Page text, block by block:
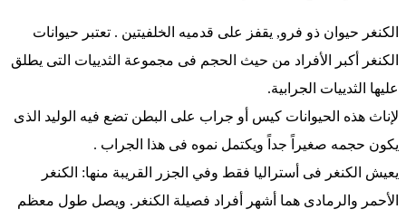
الكنغر حيوان ذو فرو, يقفز على قدميه الخلفيتين . تعتبر حيوانات
الكنغر أكبر الأفراد من حيث الحجم فى مجموعة الثدييات التى يطلق
عليها الثدييات الجرابية.
لإناث هذه الحيوانات كيس أو جراب على البطن تضع فيه الوليد الذى
يكون حجمه صغيراً جداً ويكتمل نموه فى هذا الجراب .
يعيش الكنغر فى أستراليا فقط وفي الجزر القريبة منها: الكنغر
الأحمر والرمادى هما أشهر أفراد فصيلة الكنغر. ويصل طول معظم